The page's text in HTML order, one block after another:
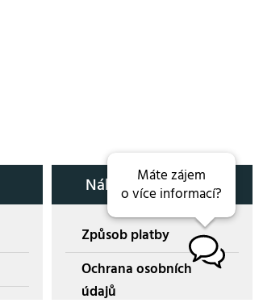
Nákup přes E-shop
Způsob platby
Ochrana osobních
údajů
Máte zájem
o více informací?
B